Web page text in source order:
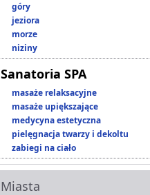
góry
jeziora
morze
niziny
Sanatoria SPA
masaże relaksacyjne
masaże upiększające
medycyna estetyczna
pielęgnacja twarzy i dekoltu
zabiegi na ciało
Miasta